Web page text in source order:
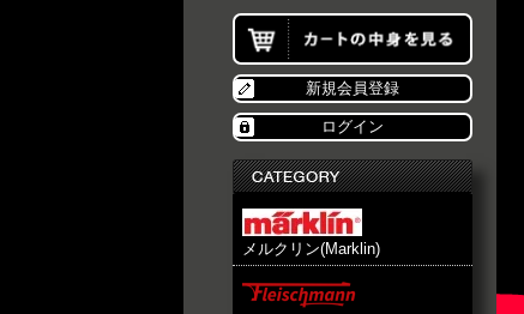
新規会員登録
ログイン
メルクリン(Marklin)